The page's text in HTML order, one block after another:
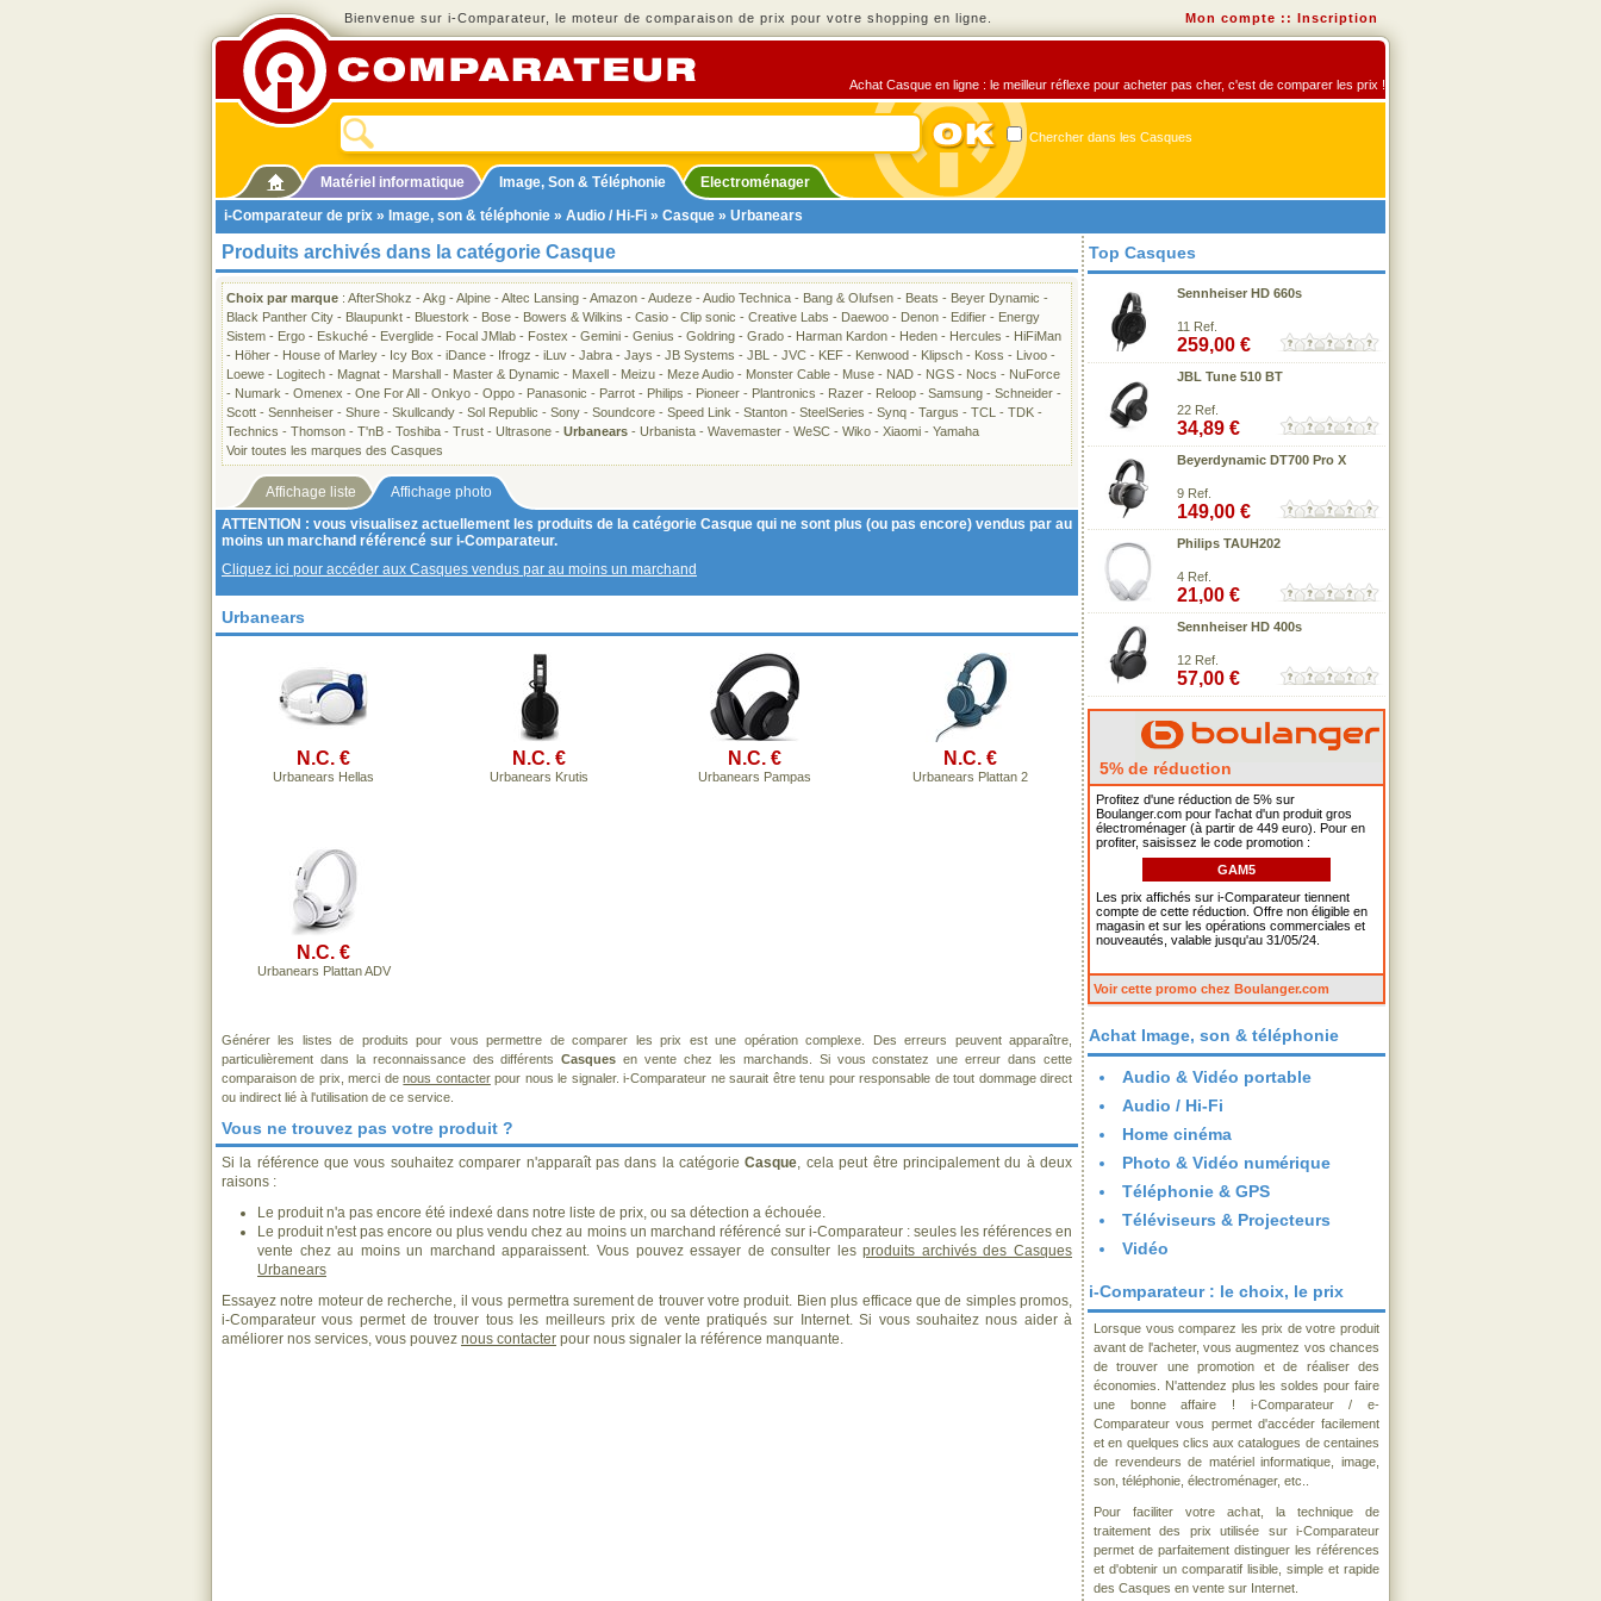
Bienvenue sur i-Comparateur, le moteur de comparaison de prix pour votre shopping en ligne. Mon compte :: Inscription
Achat Casque en ligne : le meilleur réflexe pour acheter pas cher, c'est de comparer les prix !
Chercher dans les Casques
Matériel informatique Image, Son & Téléphonie
Electroménager
i-Comparateur de prix » Image, son & téléphonie » Audio / Hi-Fi » Casque » Urbanears
Produits archivés dans la catégorie Casque
Choix par marque : AfterShokz -Akg -Alpine -Altec Lansing -Amazon -Audeze -Audio Technica - Bang & Olufsen - Beats - Beyer Dynamic -
Black Panther City - Blaupunkt - Bluestork - Bose - Bowers & Wilkins - Casio - Clip sonic - Creative Labs - Daewoo - Denon - Edifier - Energy
Sistem - Ergo - Eskuché - Everglide - Focal JMlab - Fostex - Gemini - Genius - Goldring - Grado - Harman Kardon - Heden - Hercules - HiFiMan
- Höher - House of Marley - Icy Box - iDance - Ifrogz - iLuv - Jabra - Jays - JB Systems - JBL - JVC - KEF - Kenwood - Klipsch - Koss - Livoo -
Loewe - Logitech - Magnat - Marshall - Master & Dynamic - Maxell - Meizu - Meze Audio - Monster Cable - Muse - NAD - NGS - Nocs - NuForce
- Numark - Omenex - One For All - Onkyo - Oppo - Panasonic - Parrot - Philips - Pioneer - Plantronics - Razer - Reloop - Samsung - Schneider -
Scott - Sennheiser - Shure - Skullcandy - Sol Republic - Sony - Soundcore - Speed Link - Stanton - SteelSeries - Synq - Targus - TCL - TDK -
Technics - Thomson - T'nB - Toshiba - Trust - Ultrasone - Urbanears - Urbanista - Wavemaster - WeSC - Wiko - Xiaomi - Yamaha
Voir toutes les marques des Casques
Affichage liste
Affichage photo
ATTENTION : vous visualisez actuellement les produits de la catégorie Casque qui ne sont plus (ou pas encore) vendus par au
moins un marchand référencé sur i-Comparateur.
Cliquez ici pour accéder aux Casques vendus par au moins un marchand
Urbanears
N.C. €
Urbanears Hellas
N.C. €
Urbanears Krutis
N.C. €
Urbanears Pampas
N.C. €
Urbanears Plattan 2
N.C. €
Urbanears Plattan ADV
Générer les listes de produits pour vous permettre de comparer les prix est une opération complexe. Des erreurs peuvent apparaître,
particulièrement dans la reconnaissance des différentsCasques en vente chez les marchands. Si vous constatez une erreur dans cette
comparaison de prix, merci denous contacterpour nous le signaler. i-Comparateur ne saurait être tenu pour responsable de tout dommage direct
ou indirect lié à l'utilisation de ce service.
Vous ne trouvez pas votre produit ?
Si la référence que vous souhaitez comparer n'apparaît pas dans la catégorieCasque, cela peut être principalement du à deux
raisons :
Le produit n'a pas encore été indexé dans notre liste de prix, ou sa détection a échouée.
Le produit n'est pas encore ou plus vendu chez au moins un marchand référencé sur i-Comparateur : seules les références en
vente chez au moins un marchand apparaissent. Vous pouvez essayer de consulter lesproduits archivés des Casques
Urbanears
Essayez notre moteur de recherche, il vous permettra surement de trouver votre produit. Bien plus efficace que de simples promos,
i-Comparateur vous permet de trouver tous les meilleurs prix de vente pratiqués sur Internet. Si vous souhaitez nous aider à
améliorer nos services, vous pouvez nous contacter pour nous signaler la référence manquante.
Top Casques
Sennheiser HD 660s
11 Ref.
259,00 €
JBL Tune 510 BT
22 Ref.
34,89 €
Beyerdynamic DT700 Pro X
9 Ref.
149,00 €
Philips TAUH202
4 Ref.
21,00 €
Sennheiser HD 400s
12 Ref.
57,00 €
5% de réduction
Profitez d'une réduction de 5% sur
Boulanger.com pour l'achat d'un produit gros
électroménager (à partir de 449 euro). Pour en
profiter, saisissez le code promotion :
GAM5
Les prix affichés sur i-Comparateur tiennent
compte de cette réduction. Offre non éligible en
magasin et sur les opérations commerciales et
nouveautés, valable jusqu'au 31/05/24.
Voir cette promo chez Boulanger.com
Achat Image, son & téléphonie
Audio & Vidéo portable
Audio / Hi-Fi
Home cinéma
Photo & Vidéo numérique
Téléphonie & GPS
Téléviseurs & Projecteurs
Vidéo
i-Comparateur : le choix, le prix
Lorsque vous comparez les prix de votre produit
avant de l'acheter, vous augmentez vos chances
de trouver une promotion et de réaliser des
économies. N'attendez plus les soldes pour faire
une bonne affaire ! i-Comparateur / e-
Comparateur vous permet d'accéder facilement
et en quelques clics aux catalogues de centaines
de revendeurs de matériel informatique, image,
son, téléphonie, électroménager, etc..
Pour faciliter votre achat, la technique de
traitement des prix utilisée sur i-Comparateur
permet de parfaitement distinguer les références
et d'obtenir un comparatif lisible, simple et rapide
des Casques en vente sur Internet.